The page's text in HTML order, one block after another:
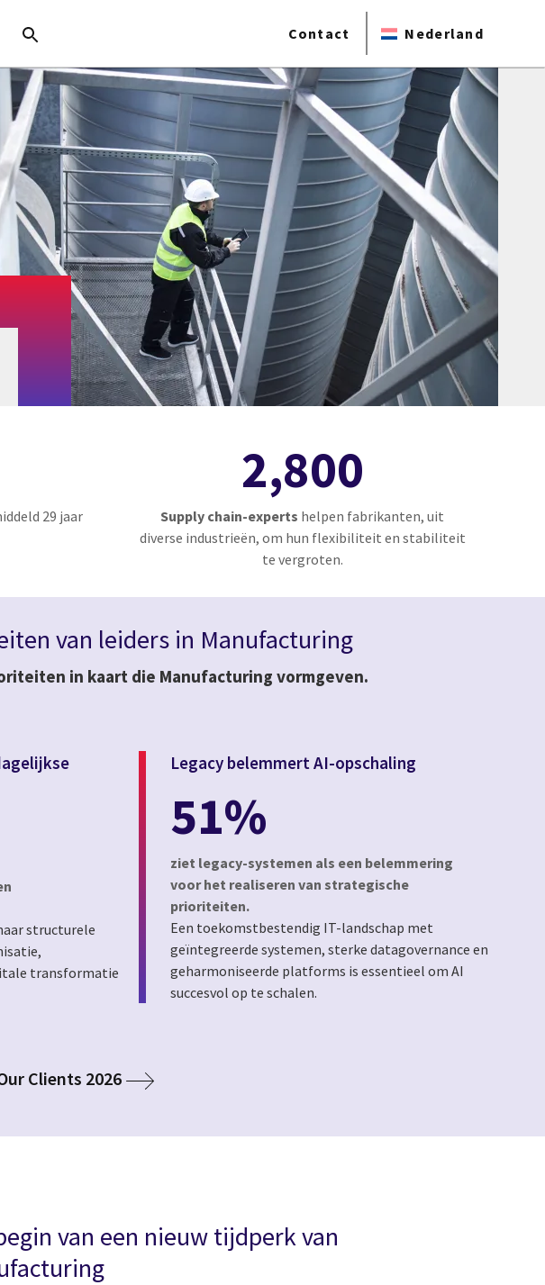
Contact Nederland
29 jaar
2,800
Supply chain-experts helpen fabrikanten, uit
diverse industrieën, om hun flexibiliteit en stabiliteit
te vergroten.
van leiders in Manufacturing
in kaart die Manufacturing vormgeven.
structurele
transformatie
Legacy belemmert AI-opschaling
51%
ziet legacy-systemen als een belemmering
voor het realiseren van strategische
prioriteiten.
Een toekomstbestendig IT-landschap met
geïntegreerde systemen, sterke datagovernance en
geharmoniseerde platforms is essentieel om AI
succesvol op te schalen.
Clients 2026
van een nieuw tijdperk van